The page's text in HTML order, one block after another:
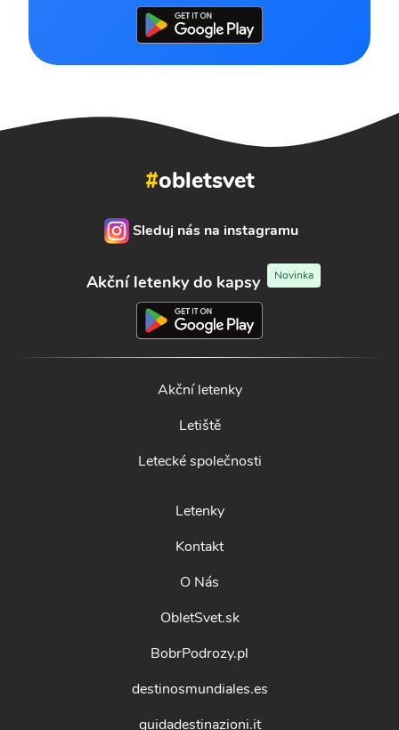
#obletsvet
Sleduj nás na instagramu
Akční letenky do kapsy Novinka
Akční letenky
Letiště
Letecké společnosti
Letenky
Kontakt
O Nás
ObletSvet.sk
BobrPodrozy.pl
destinosmundiales.es
guidadestinazioni.it